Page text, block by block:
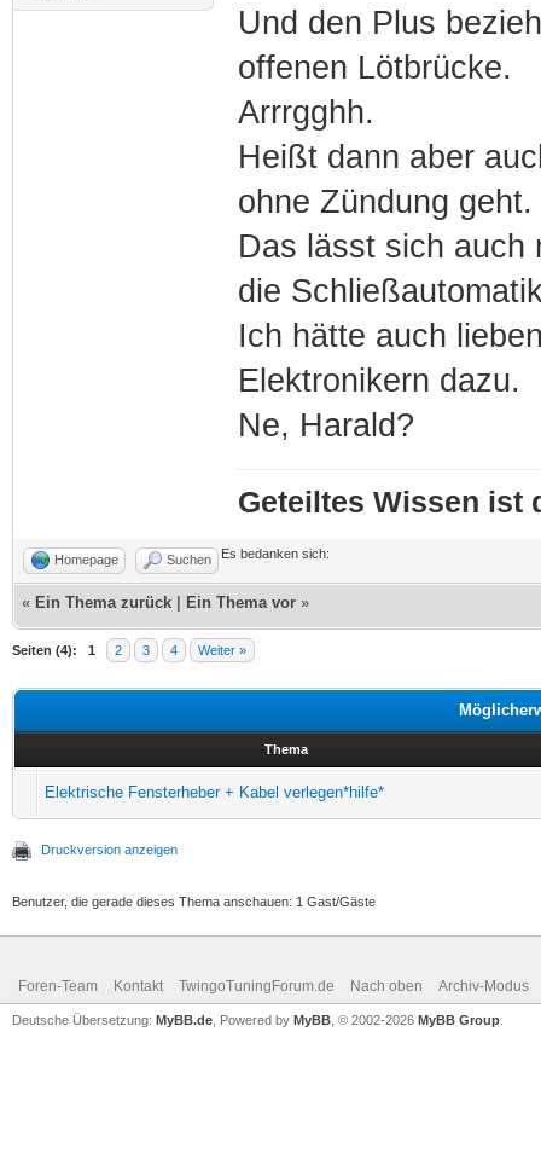
Und den Plus
offenen Lötbrücke.
Arrrgghh.
Heißt dann aber
ohne Zündung geht.
Das lässt sich auch
die
Ich hätte auch
Elektronikern dazu.
Ne, Harald?
Geteiltes Wissen ist
Homepage Suchen Es bedanken sich:
« Ein Thema zurück Ein Thema vor »
Seiten (4): 1 2 3 4 Weiter »
Thema
Elektrische Fensterheber + Kabel verlegen*hilfe*
Druckversion anzeigen
Benutzer, die gerade dieses Thema anschauen: 1 Gast/Gäste
Foren-Team Kontakt TwingoTuningForum.de Nach oben Archiv-Modus
Deutsche Übersetzung: MyBB.de , Powered by MyBB , © 2002-2026 MyBB Group